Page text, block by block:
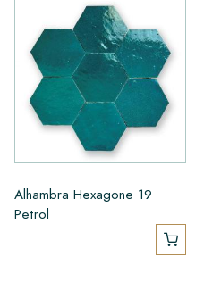
Alhambra Hexagone 19
Petrol